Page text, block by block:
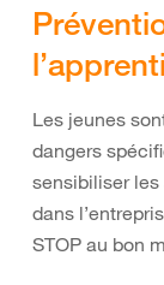
Les jeunes
dangers
sensibiliser
dans
STOP au bon